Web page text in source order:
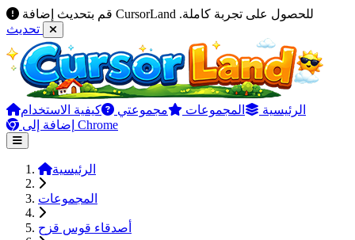
قم بتحديث إضافة CursorLand للحصول على تجربة كاملة.
الرئيسية المجموعات مجموعتي
كيفية الاستخدام
إضافة إلى Chrome
الرئيسية
المجموعات
أصدقاء قوس قزح